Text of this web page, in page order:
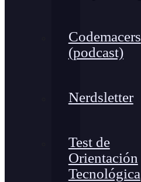
Codemacers
(podcast)
Nerdsletter
Test de
Orientación
Tecnológica